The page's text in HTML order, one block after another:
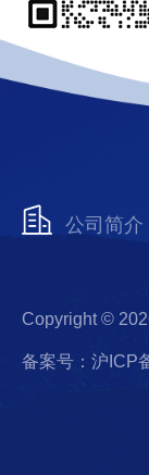
公司简介
Copyright ©
备案号：沪ICP